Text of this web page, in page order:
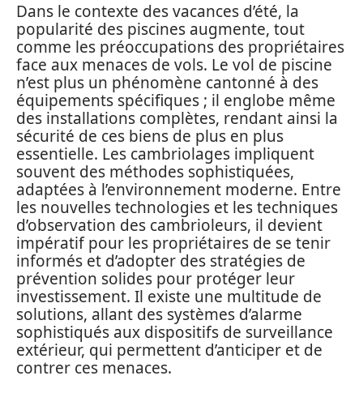
Dans le contexte des vacances d’été, la
popularité des piscines augmente, tout
comme les préoccupations des propriétaires
face aux menaces de vols. Le vol de piscine
n’est plus un phénomène cantonné à des
équipements spécifiques ; il englobe même
des installations complètes, rendant ainsi la
sécurité de ces biens de plus en plus
essentielle. Les cambriolages impliquent
souvent des méthodes sophistiquées,
adaptées à l’environnement moderne. Entre
les nouvelles technologies et les techniques
d’observation des cambrioleurs, il devient
impératif pour les propriétaires de se tenir
informés et d’adopter des stratégies de
prévention solides pour protéger leur
investissement. Il existe une multitude de
solutions, allant des systèmes d’alarme
sophistiqués aux dispositifs de surveillance
extérieur, qui permettent d’anticiper et de
contrer ces menaces.